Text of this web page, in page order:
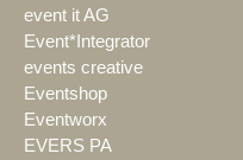
event it AG
Event*Integrator
events creative
Eventshop
Eventworx
EVERS PA